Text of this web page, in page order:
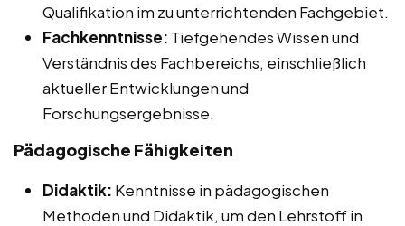
Qualifikation im zu unterrichtenden Fachgebiet.
Fachkenntnisse: Tiefgehendes Wissen und
Verständnis des Fachbereichs, einschließlich
aktueller Entwicklungen und
Forschungsergebnisse.
Pädagogische Fähigkeiten
Didaktik: Kenntnisse in pädagogischen
Methoden und Didaktik, um den Lehrstoff in